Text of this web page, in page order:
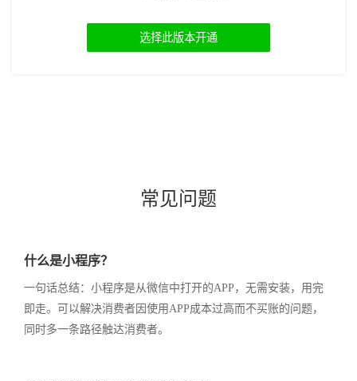
选择此版本开通
常见问题
什么是小程序？
一句话总结：小程序是从微信中打开的APP，无需安装，用完
即走。可以解决消费者因使用APP成本过高而不买账的问题，
同时多一条路径触达消费者。